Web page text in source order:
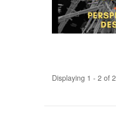
Displaying 1 - 2 of 2